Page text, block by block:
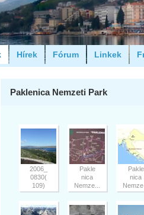
Hírek Fórum Linkek
Paklenica Nemzeti Park
2006_
0830(
109)
Pakle
nica
Nemze...
Pakle
nica